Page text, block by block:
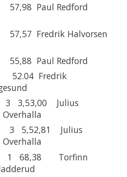
57,98 Paul Redford
Fredrik Halvorsen
Redford
Fredrik
3,53,00 Julius
3 5,52,81 Julius
68,38 Torfinn